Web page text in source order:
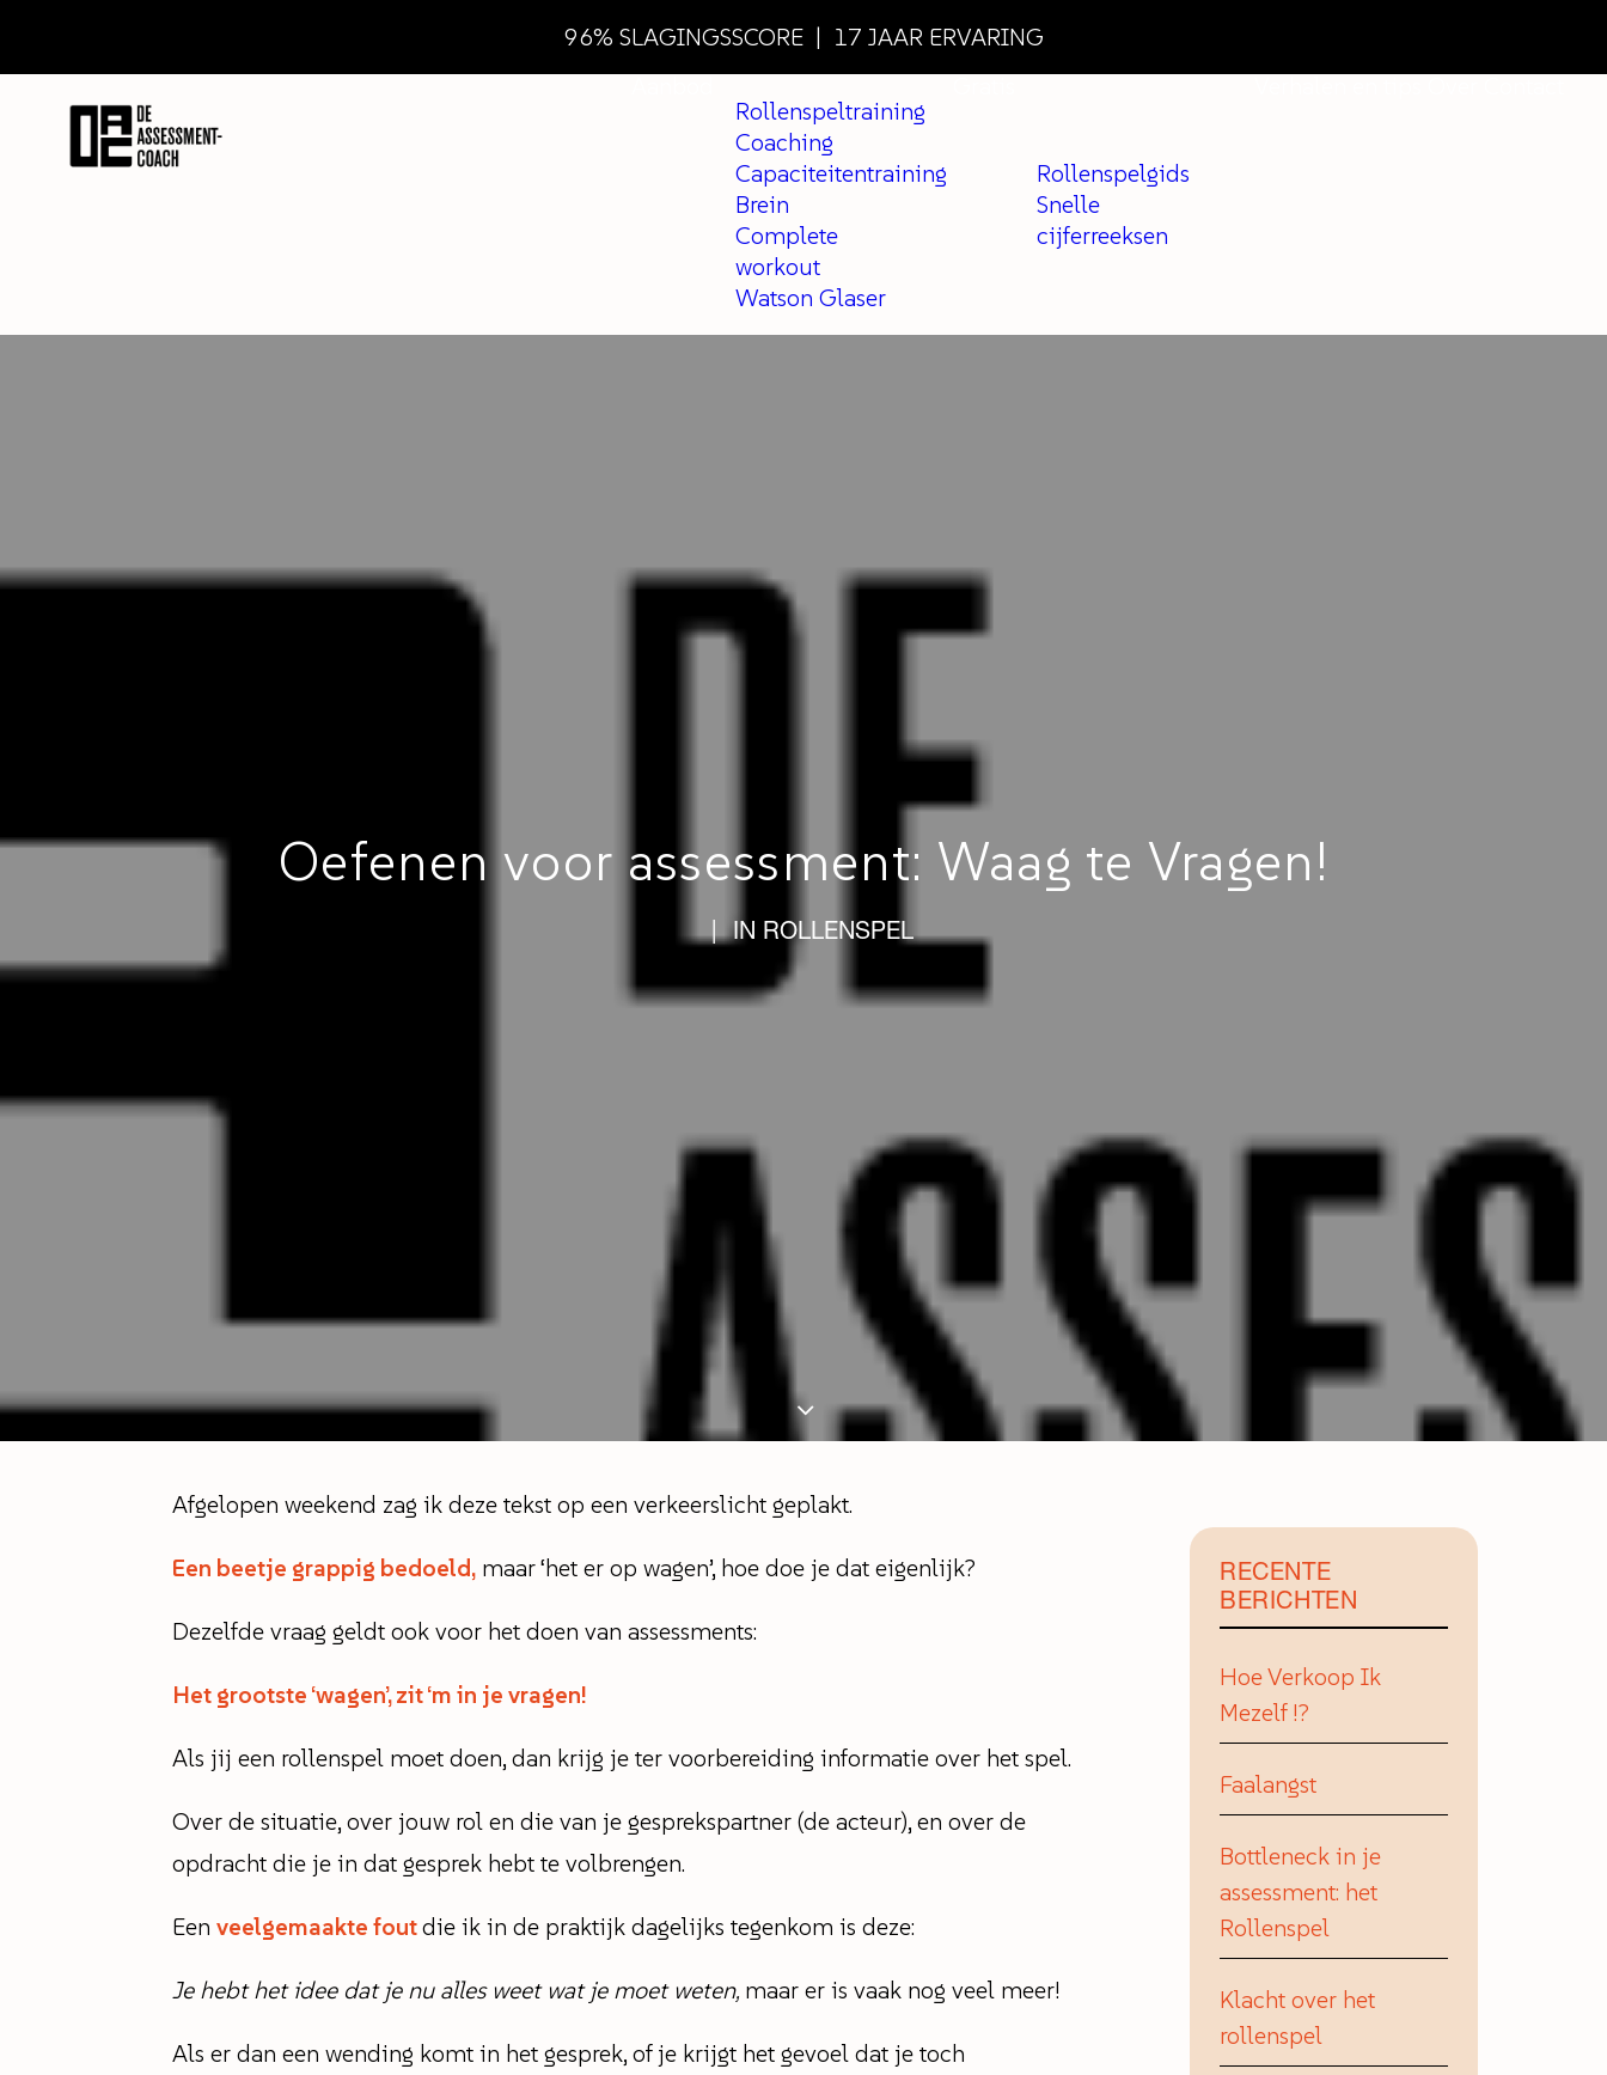
96% SLAGINGSSCORE | 17 JAAR ERVARING
Rollenspeltraining
Coaching
Capaciteitentraining
Brein
Complete
workout
Watson Glaser
Rollenspelgids
Snelle
cijferreeksen
Oefenen voor assessment: Waag te Vragen!
| IN ROLLENSPEL
Afgelopen weekend zag ik deze tekst op een verkeerslicht geplakt.
Een beetje grappig bedoeld, maar ‘het er op wagen’, hoe doe je dat eigenlijk?
Dezelfde vraag geldt ook voor het doen van assessments:
Het grootste ‘wagen’, zit ‘m in je vragen!
Als jij een rollenspel moet doen, dan krijg je ter voorbereiding informatie over het spel.
Over de situatie, over jouw rol en die van je gesprekspartner (de acteur), en over de
opdracht die je in dat gesprek hebt te volbrengen.
Een veelgemaakte foutdie ik in de praktijk dagelijks tegenkom is deze:
Je hebt het idee dat je nu alles weet wat je moet weten, maar er is vaak nog veel meer!
Als er dan een wending komt in het gesprek, of je krijgt het gevoel dat je toch
RECENTE
BERICHTEN
Hoe Verkoop Ik
Mezelf !?
Faalangst
Bottleneck in je
assessment: het
Rollenspel
Klacht over het
rollenspel